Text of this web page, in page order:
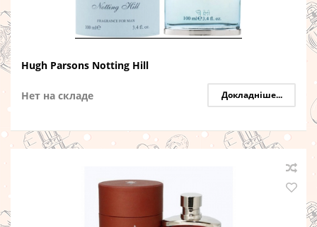
Hugh Parsons Notting Hill
Нет на складе Докладніше...